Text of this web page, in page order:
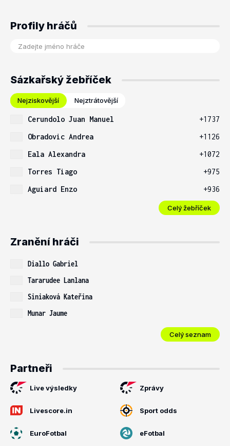
Profily hráčů
Sázkařský žebříček
Nejziskovější Nejztrátovější
Cerundolo Juan Manuel
+1737
Obradovic Andrea
+1126
Eala Alexandra
+1072
Torres Tiago
+975
Aguiard Enzo
+936
Celý žebříček
Zranění hráči
Diallo Gabriel
Tararudee Lanlana
Siniaková Kateřina
Munar Jaume
Celý seznam
Partneři
Live výsledky Zprávy
Livescore.in Sport odds
EuroFotbal eFotbal